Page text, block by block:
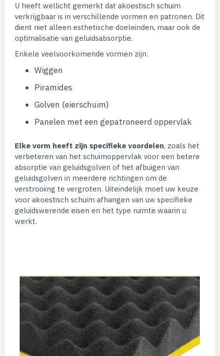
U heeft wellicht gemerkt dat akoestisch schuim
verkrijgbaar is in verschillende vormen en patronen. Dit
dient niet alleen esthetische doeleinden, maar ook de
optimalisatie van geluidsabsorptie.
Enkele veelvoorkomende vormen zijn:
Wiggen
Piramides
Golven (eierschuim)
Panelen met een gepatroneerd oppervlak
Elke vorm heeft zijn specifieke voordelen, zoals het
verbeteren van het schuimoppervlak voor een betere
absorptie van geluidsgolven of het afbuigen van
geluidsgolven in meerdere richtingen om de
verstrooiing te vergroten. Uiteindelijk moet uw keuze
voor akoestisch schuim afhangen van uw specifieke
geluidswerende eisen en het type ruimte waarin u
werkt.